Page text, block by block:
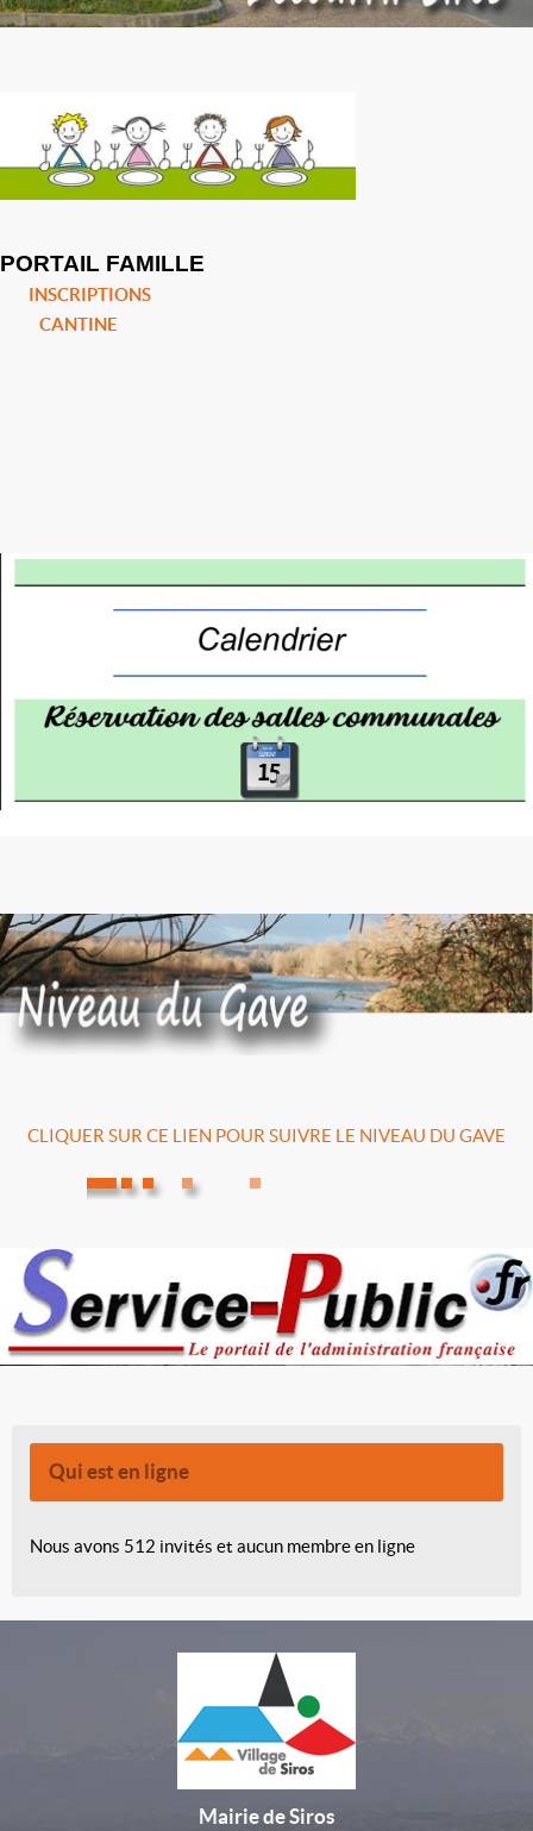
PORTAIL FAMILLE
INSCRIPTIONS
CANTINE
CLIQUER SUR CE LIEN POUR SUIVRE LE NIVEAU DU GAVE
Qui est en ligne
Nous avons 512 invités et aucun membre en ligne
Mairie de Siros